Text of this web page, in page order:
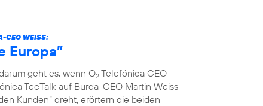
CEO WEISS:
Europa”
geht es, wenn O2 Telefónica CEO
TecTalk auf Burda-CEO Martin Weiss
Kunden“ dreht, erörtern die beiden